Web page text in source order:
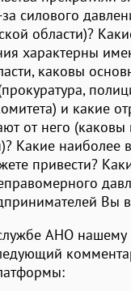
за силового
области)?
характерны
каковы
и какие
от него (каковы
Какие
привести?
Вы
АНО